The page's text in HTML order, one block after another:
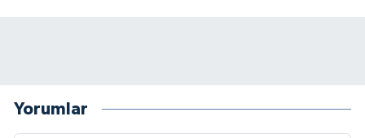
Yorumlar